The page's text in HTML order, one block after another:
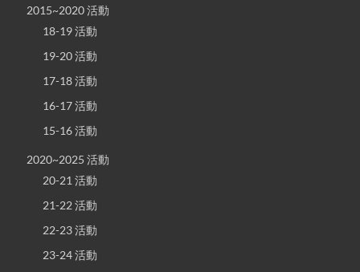
2015~2020 活動
18-19 活動
19-20 活動
17-18 活動
16-17 活動
15-16 活動
2020~2025 活動
20-21 活動
21-22 活動
22-23 活動
23-24 活動